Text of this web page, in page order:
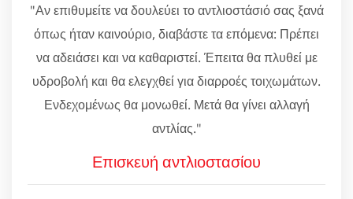
"Αν επιθυμείτε να δουλεύει το αντλιοστάσιό σας ξανά
όπως ήταν καινούριο, διαβάστε τα επόμενα: Πρέπει
να αδειάσει και να καθαριστεί. Έπειτα θα πλυθεί με
υδροβολή και θα ελεγχθεί για διαρροές τοιχωμάτων.
Ενδεχομένως θα μονωθεί. Μετά θα γίνει αλλαγή
αντλίας."
Επισκευή αντλιοστασίου